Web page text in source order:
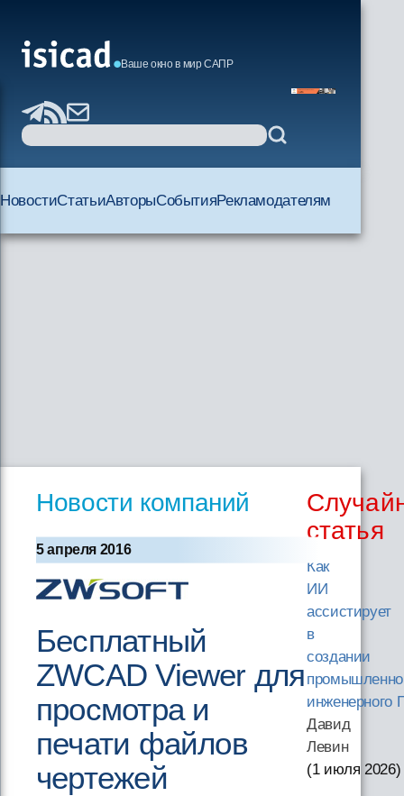
Ваше окно в мир САПР
НовостиСтатьиАвторыСобытияРекламодателям
Новости компаний
5 апреля 2016
Бесплатный
ZWCAD Viewer для
просмотра и
печати файлов
чертежей
статья
Как
ИИ
ассистирует
в
создании
инженерного
Давид
Левин
(1 июля 2026)